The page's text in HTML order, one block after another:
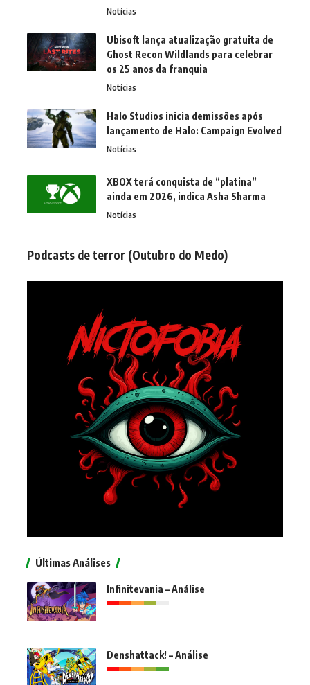
Notícias
Ubisoft lança atualização gratuita de
Ghost Recon Wildlands para celebrar
os 25 anos da franquia
Notícias
Halo Studios inicia demissões após
lançamento de Halo: Campaign Evolved
Notícias
XBOX terá conquista de “platina”
ainda em 2026, indica Asha Sharma
Notícias
Podcasts de terror (Outubro do Medo)
Últimas Análises
Infinitevania – Análise
Denshattack! – Análise